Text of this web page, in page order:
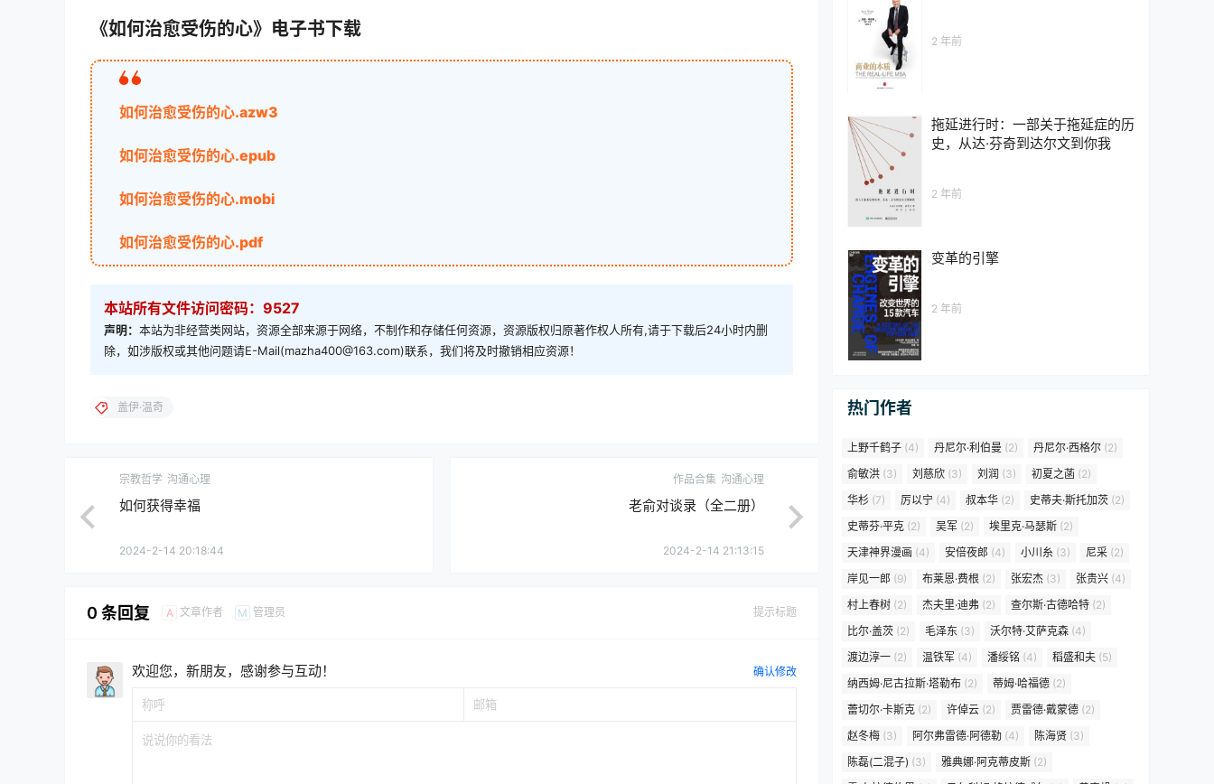
《如何治愈受伤的心》电子书下载
如何治愈受伤的心.azw3
如何治愈受伤的心.epub
如何治愈受伤的心.mobi
如何治愈受伤的心.pdf
本站所有文件访问密码：9527
声明： 本站为非经营类网站，资源全部来源于网络，不制作和存储任何资源，资源版权归原著作权人所有,请于下载后24小时内删
除，如涉版权或其他问题请E-Mail(mazha400@163.com)联系，我们将及时撤销相应资源！
盖伊·温奇
宗教哲学 沟通心理
如何获得幸福
2024-2-14 20:18:44
作品合集 沟通心理
老俞对谈录（全二册）
2024-2-14 21:13:15
0 条回复 A 文章作者 M 管理员 提示标题
欢迎您，新朋友，感谢参与互动！ 确认修改
2 年前
拖延进行时：一部关于拖延症的历
史，从达·芬奇到达尔文到你我
2 年前
变革的引擎
2 年前
热门作者
上野千鹤子 (4) 丹尼尔·利伯曼 (2) 丹尼尔·西格尔 (2)
俞敏洪 (3) 刘慈欣 (3) 刘润 (3) 初夏之菡 (2)
华杉 (7) 厉以宁 (4) 叔本华 (2) 史蒂夫·斯托加茨 (2)
史蒂芬·平克 (2) 吴军 (2) 埃里克·马瑟斯 (2)
天津神界漫画 (4) 安倍夜郎 (4) 小川糸 (3) 尼采 (2)
岸见一郎 (9) 布莱恩·费根 (2) 张宏杰 (3) 张贵兴 (4)
村上春树 (2) 杰夫里·迪弗 (2) 查尔斯·古德哈特 (2)
比尔·盖茨 (2) 毛泽东 (3) 沃尔特·艾萨克森 (4)
渡边淳一 (2) 温铁军 (4) 潘绥铭 (4) 稻盛和夫 (5)
纳西姆·尼古拉斯·塔勒布 (2) 蒂姆·哈福德 (2)
蕾切尔·卡斯克 (2) 许倬云 (2) 贾雷德·戴蒙德 (2)
赵冬梅 (3) 阿尔弗雷德·阿德勒 (4) 陈海贤 (3)
陈磊(二混子) (3) 雅典娜·阿克蒂皮斯 (2)